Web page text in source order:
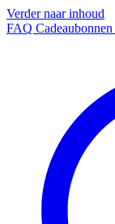
Verder naar inhoud
FAQ Cadeaubonnen